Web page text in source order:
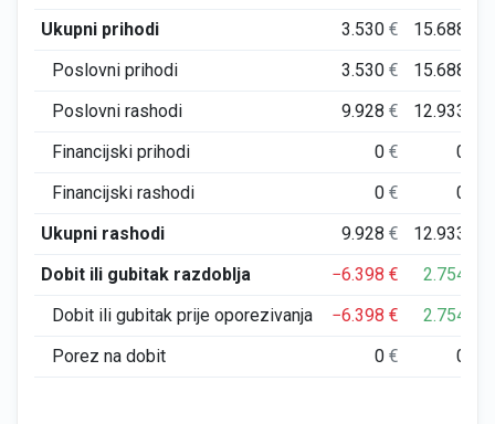
Ukupni prihodi
3.530€ 15.688
Poslovni prihodi
3.530€ 15.688
Poslovni rashodi
9.928€ 12.933
Financijski prihodi
0€ 0
Financijski rashodi
0€ 0
Ukupni rashodi
9.928€ 12.933
Dobit ili gubitak razdoblja
−6.398€ 2.754
Dobit ili gubitak prije oporezivanja
−6.398€ 2.754
Porez na dobit
0€ 0